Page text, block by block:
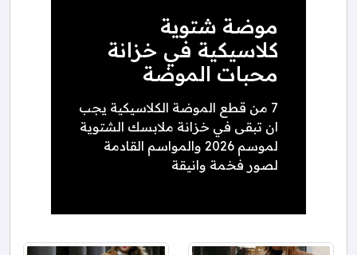
موضة شتوية
كلاسيكية في خزانة
محبات الموضة
7 من قطع الموضة الكلاسيكية يجب
ان تبقى في خزانة ملابسك الشتوية
لموسم 2026 والمواسم القادمة
لصور فخمة وانيقة